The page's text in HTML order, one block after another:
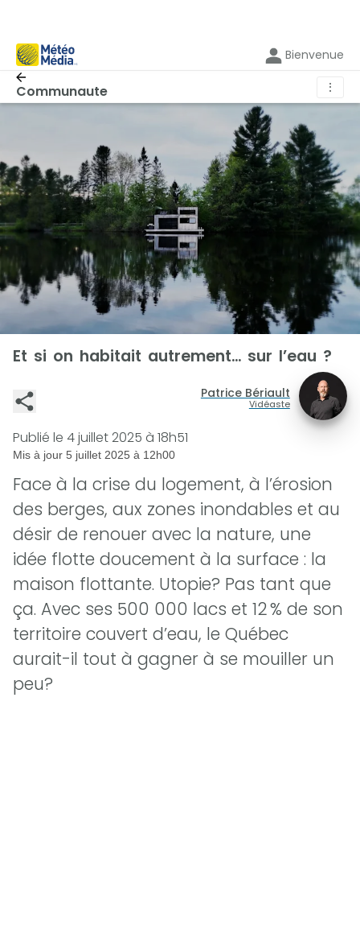
Bienvenue
Communaute ⋮
Et si on habitait autrement… sur l’eau ?
Patrice Bériault
Vidéaste
Publié le 4 juillet 2025 à 18h51
Mis à jour 5 juillet 2025 à 12h00
Face à la crise du logement, à l’érosion
des berges, aux zones inondables et au
désir de renouer avec la nature, une
idée flotte doucement à la surface : la
maison flottante. Utopie? Pas tant que
ça. Avec ses 500 000 lacs et 12 % de son
territoire couvert d’eau, le Québec
aurait-il tout à gagner à se mouiller un
peu?